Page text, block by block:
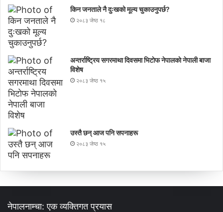
किन जनताले नै दुःखको मूल्य चुकाउनुपर्छ?
२०८३ जेष्ठ १८
अन्तर्राष्ट्रिय सगरमाथा दिवसमा भिटाेफ नेपालकाे नेपाली बाजा
विशेष
२०८३ जेष्ठ १५
उस्तै छन् आज पनि सपनाहरू
२०८३ जेष्ठ १५
नेपालनाम्चा: एक व्यक्तिगत प्रयास